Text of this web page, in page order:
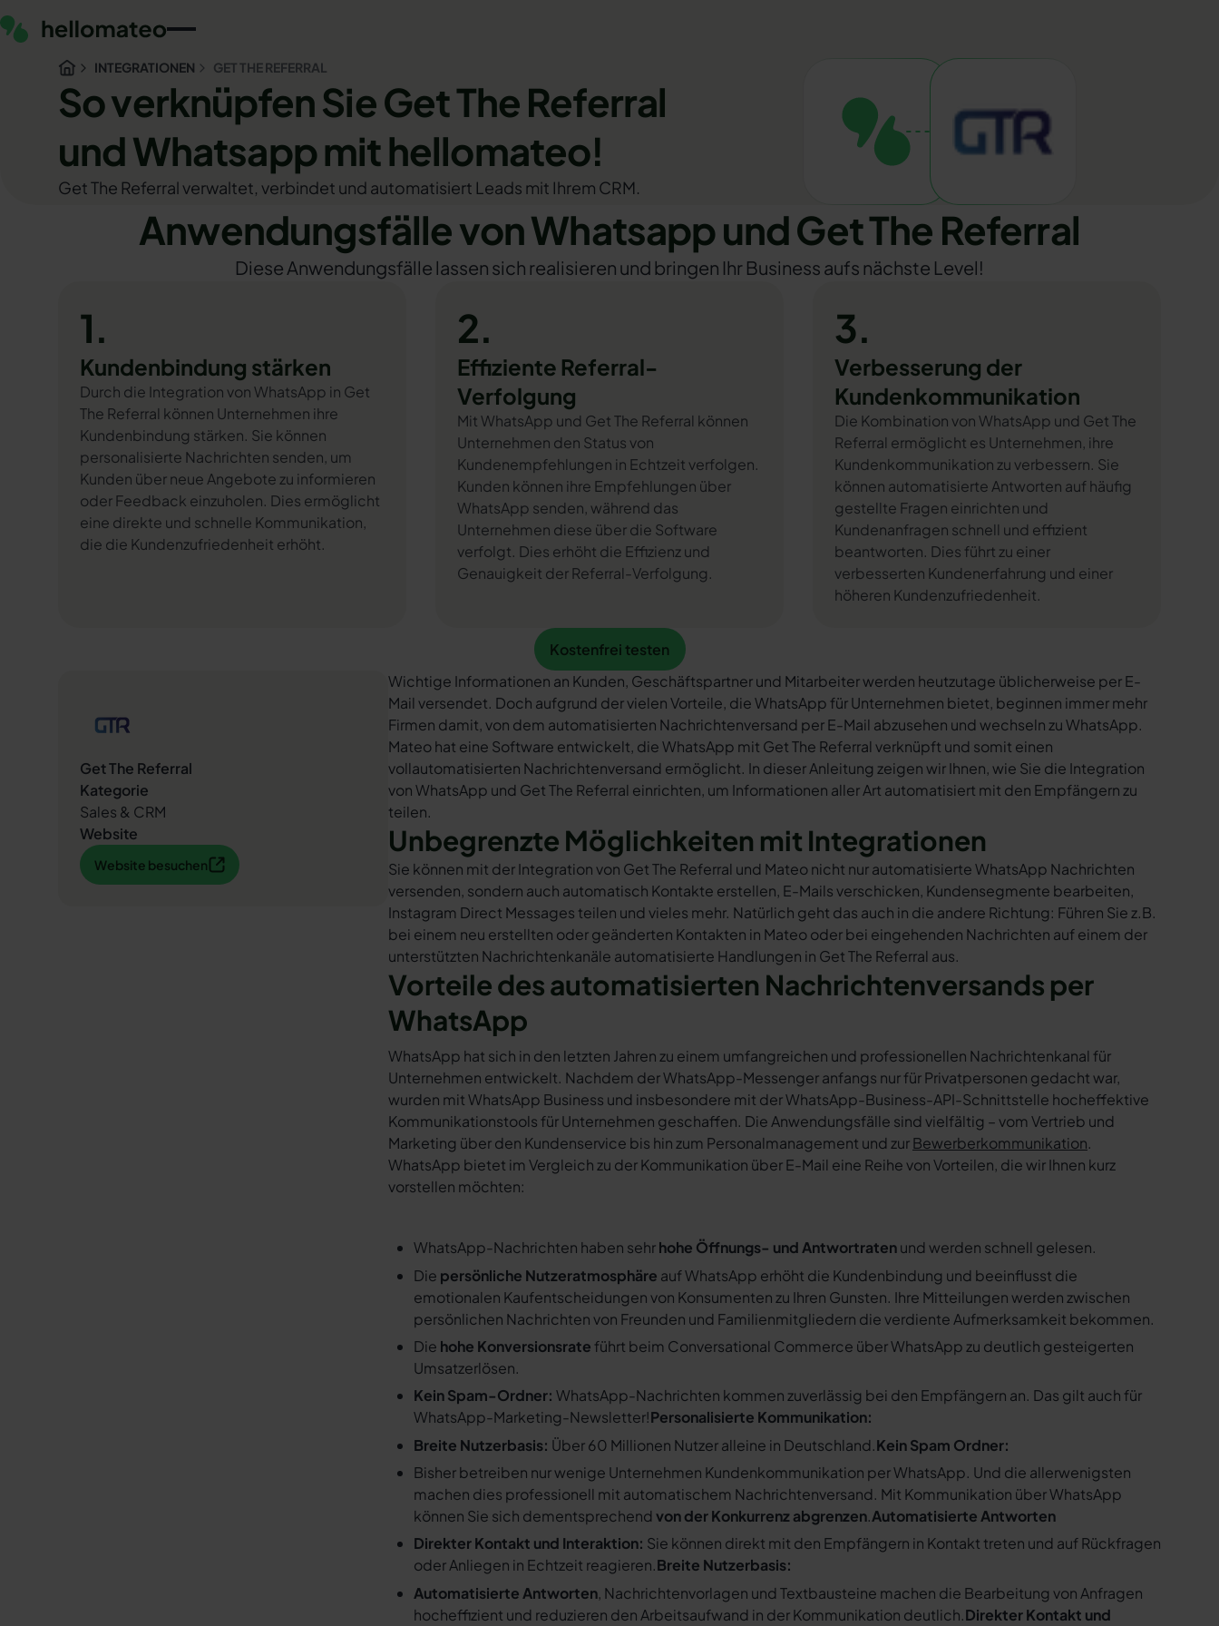
INTEGRATIONEN GET THE REFERRAL
So verknüpfen Sie Get The Referral
und Whatsapp mit hellomateo!
Get The Referral verwaltet, verbindet und automatisiert Leads mit Ihrem CRM.
Anwendungsfälle von Whatsapp und Get The Referral
Diese Anwendungsfälle lassen sich realisieren und bringen Ihr Business aufs nächste Level!
1.
Kundenbindung stärken
Durch die Integration von WhatsApp in Get
The Referral können Unternehmen ihre
Kundenbindung stärken. Sie können
personalisierte Nachrichten senden, um
Kunden über neue Angebote zu informieren
oder Feedback einzuholen. Dies ermöglicht
eine direkte und schnelle Kommunikation,
die die Kundenzufriedenheit erhöht.
2.
Effiziente Referral-
Verfolgung
Mit WhatsApp und Get The Referral können
Unternehmen den Status von
Kundenempfehlungen in Echtzeit verfolgen.
Kunden können ihre Empfehlungen über
WhatsApp senden, während das
Unternehmen diese über die Software
verfolgt. Dies erhöht die Effizienz und
Genauigkeit der Referral-Verfolgung.
3.
Verbesserung der
Kundenkommunikation
Die Kombination von WhatsApp und Get The
Referral ermöglicht es Unternehmen, ihre
Kundenkommunikation zu verbessern. Sie
können automatisierte Antworten auf häufig
gestellte Fragen einrichten und
Kundenanfragen schnell und effizient
beantworten. Dies führt zu einer
verbesserten Kundenerfahrung und einer
höheren Kundenzufriedenheit.
Kostenfrei testen
Kostenfrei testen
Get The Referral
Kategorie
Sales & CRM
Website
Website besuchen
Website besuchen
Wichtige Informationen an Kunden, Geschäftspartner und Mitarbeiter werden heutzutage üblicherweise per E-
Mail versendet. Doch aufgrund der vielen Vorteile, die WhatsApp für Unternehmen bietet, beginnen immer mehr
Firmen damit, von dem automatisierten Nachrichtenversand per E-Mail abzusehen und wechseln zu WhatsApp.
Mateo hat eine Software entwickelt, die WhatsApp mit Get The Referral verknüpft und somit einen
vollautomatisierten Nachrichtenversand ermöglicht. In dieser Anleitung zeigen wir Ihnen, wie Sie die Integration
von WhatsApp und Get The Referral einrichten, um Informationen aller Art automatisiert mit den Empfängern zu
teilen.
Unbegrenzte Möglichkeiten mit Integrationen
Sie können mit der Integration von Get The Referral und Mateo nicht nur automatisierte WhatsApp Nachrichten
versenden, sondern auch automatisch Kontakte erstellen, E-Mails verschicken, Kundensegmente bearbeiten,
Instagram Direct Messages teilen und vieles mehr. Natürlich geht das auch in die andere Richtung: Führen Sie z.B.
bei einem neu erstellten oder geänderten Kontakten in Mateo oder bei eingehenden Nachrichten auf einem der
unterstützten Nachrichtenkanäle automatisierte Handlungen in Get The Referral aus.
Vorteile des automatisierten Nachrichtenversands per
WhatsApp
WhatsApp hat sich in den letzten Jahren zu einem umfangreichen und professionellen Nachrichtenkanal für
Unternehmen entwickelt. Nachdem der WhatsApp-Messenger anfangs nur für Privatpersonen gedacht war,
wurden mit WhatsApp Business und insbesondere mit der WhatsApp-Business-API-Schnittstelle hocheffektive
Kommunikationstools für Unternehmen geschaffen. Die Anwendungsfälle sind vielfältig – vom Vertrieb und
Marketing über den Kundenservice bis hin zum Personalmanagement und zurBewerberkommunikation.
WhatsApp bietet im Vergleich zu der Kommunikation über E-Mail eine Reihe von Vorteilen, die wir Ihnen kurz
vorstellen möchten:
WhatsApp-Nachrichten haben sehrhohe Öffnungs- und Antwortratenund werden schnell gelesen.
Die persönliche Nutzeratmosphäre auf WhatsApp erhöht die Kundenbindung und beeinflusst die
emotionalen Kaufentscheidungen von Konsumenten zu Ihren Gunsten. Ihre Mitteilungen werden zwischen
persönlichen Nachrichten von Freunden und Familienmitgliedern die verdiente Aufmerksamkeit bekommen.
Die hohe Konversionsrate führt beim Conversational Commerce über WhatsApp zu deutlich gesteigerten
Umsatzerlösen.
Kein Spam-Ordner: WhatsApp-Nachrichten kommen zuverlässig bei den Empfängern an. Das gilt auch für
WhatsApp-Marketing-Newsletter!Personalisierte Kommunikation:
Breite Nutzerbasis: Über 60 Millionen Nutzer alleine in Deutschland.Kein Spam Ordner:
Bisher betreiben nur wenige Unternehmen Kundenkommunikation per WhatsApp. Und die allerwenigsten
machen dies professionell mit automatischem Nachrichtenversand. Mit Kommunikation über WhatsApp
können Sie sich dementsprechendvon der Konkurrenz abgrenzen.Automatisierte Antworten
Direkter Kontakt und Interaktion: Sie können direkt mit den Empfängern in Kontakt treten und auf Rückfragen
oder Anliegen in Echtzeit reagieren.Breite Nutzerbasis:
Automatisierte Antworten, Nachrichtenvorlagen und Textbausteine machen die Bearbeitung von Anfragen
hocheffizient und reduzieren den Arbeitsaufwand in der Kommunikation deutlich.Direkter Kontakt und